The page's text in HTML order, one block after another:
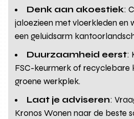
Denk aan akoestiek:
jaloezieen met vloerkleden en
een geluidsarm
Duurzaamheid eerst:
FSC-keurmerk of recyclebare
groene werkplek.
Laat je adviseren:
Kronos Wonen naar de beste